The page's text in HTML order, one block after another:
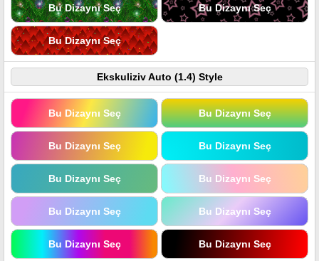
Bu Dizaynı Seç Bu Dizaynı Seç
Bu Dizaynı Seç
Ekskuliziv Auto (1.4) Style
Bu Dizaynı Seç Bu Dizaynı Seç
Bu Dizaynı Seç Bu Dizaynı Seç
Bu Dizaynı Seç Bu Dizaynı Seç
Bu Dizaynı Seç Bu Dizaynı Seç
Bu Dizaynı Seç Bu Dizaynı Seç